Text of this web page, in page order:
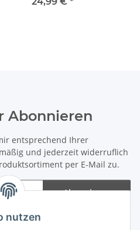
nutzen
Abonnieren
entsprechend Ihrer
und jederzeit widerruflich
per E-Mail zu.
Abonnieren